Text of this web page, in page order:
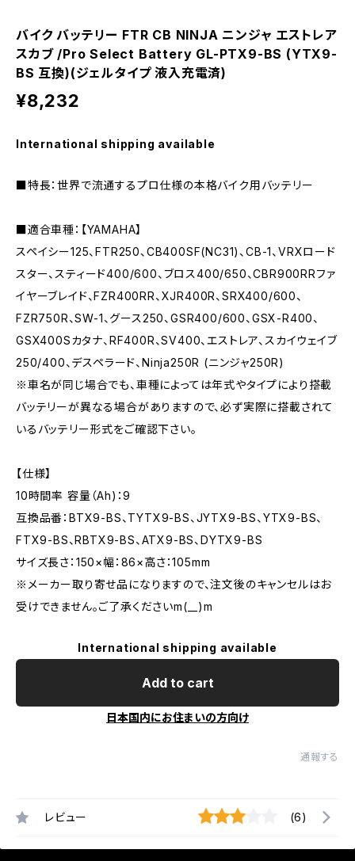
バイク バッテリー FTR CB NINJA ニンジャ エストレア
スカブ /Pro Select Battery GL-PTX9-BS (YTX9-
BS 互換)(ジェルタイプ 液入充電済)
¥8,232
International shipping available
■特長：世界で流通するプロ仕様の本格バイク用バッテリー
■適合車種：【YAMAHA】
スペイシー125、FTR250、CB400SF(NC31)、CB-1、VRXロード
スター、スティード400/600、ブロス400/650、CBR900RRファ
イヤーブレイド、FZR400RR、XJR400R、SRX400/600、
FZR750R、SW-1、グース250、GSR400/600、GSX-R400、
GSX400Sカタナ、RF400R、SV400、エストレア、スカイウェイブ
250/400、デスペラード、Ninja250R (ニンジャ250R)
※車名が同じ場合でも、車種によっては年式やタイプにより搭載
バッテリーが異なる場合がありますので、必ず実際に搭載されて
いるバッテリー形式をご確認下さい。
【仕様】
10時間率 容量（Ah)：9
互換品番：BTX9-BS、TYTX9-BS、JYTX9-BS、YTX9-BS、
FTX9-BS、RBTX9-BS、ATX9-BS、DYTX9-BS
サイズ長さ：150×幅：86×高さ：105mm
※メーカー取り寄せ品になりますので、注文後のキャンセルはお
受けできません。ご了承くださいm(__)m
International shipping available
Add to cart
日本国内にお住まいの方向け
通報する
レビュー (6)